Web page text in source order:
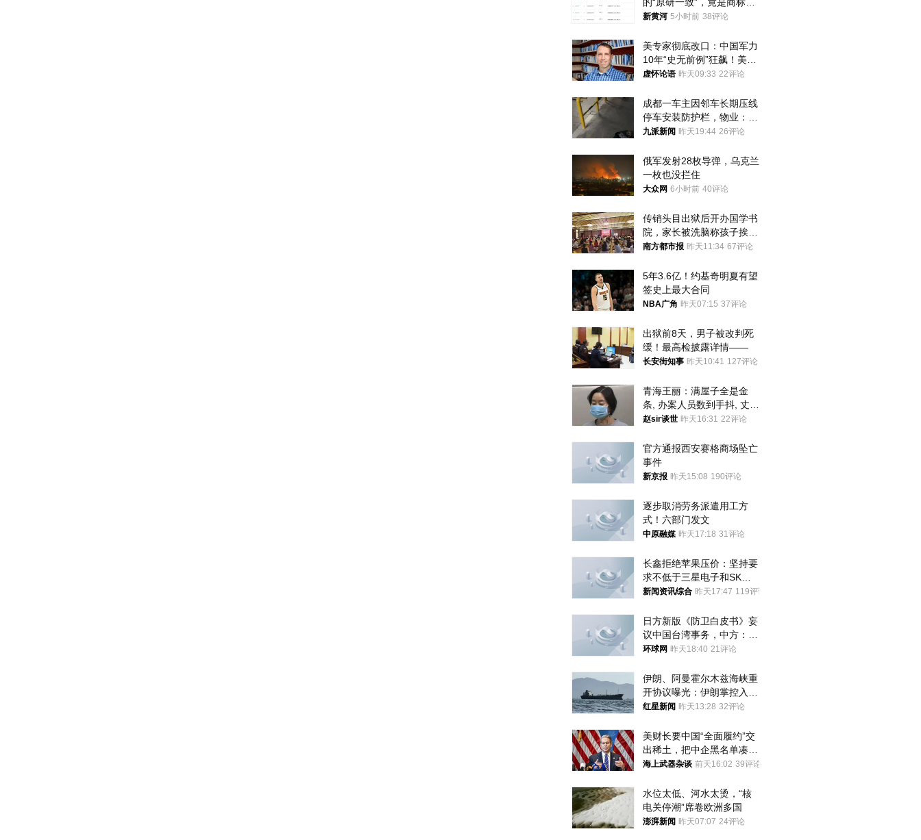
律师：极易误导消费者；网
新黄河 5小时前 38评论
美专家彻底改口：中国军力
10年“史无前例”狂飙！美军
真慌了
虚怀论语 昨天09:33 22评论
成都一车主因邻车长期压线
停车安装防护栏，物业：不
建议装护栏，也会影响自身
九派新闻 昨天19:44 26评论
俄军发射28枚导弹，乌克兰
一枚也没拦住
大众网 6小时前 40评论
传销头目出狱后开办国学书
院，家长被洗脑称孩子挨打
才有效果
南方都市报 昨天11:34 67评论
5年3.6亿！约基奇明夏有望
签史上最大合同
NBA广角 昨天07:15 37评论
出狱前8天，男子被改判死
缓！最高检披露详情——
长安街知事 昨天10:41 127评论
青海王丽：满屋子全是金
条, 办案人员数到手抖, 丈夫
受不了提前离场
赵sir谈世 昨天16:31 22评论
官方通报西安赛格商场坠亡
事件
新京报 昨天15:08 190评论
逐步取消劳务派遣用工方
式！六部门发文
中原融媒 昨天17:18 31评论
长鑫拒绝苹果压价：坚持要
求不低于三星电子和SK海
力士
新闻资讯综合 昨天17:47 119评论
日方新版《防卫白皮书》妄
议中国台湾事务，中方：强
烈不满、坚决反对，已向日
环球网 昨天18:40 21评论
伊朗、阿曼霍尔木兹海峡重
开协议曝光：伊朗掌控入湾
航道，与阿曼平分“服务费”
红星新闻 昨天13:28 32评论
美财长要中国“全面履约”交
出稀土，把中企黑名单凑到
187家，中方做最坏打算
海上武器杂谈 前天16:02 39评论
水位太低、河水太烫，“核
电关停潮”席卷欧洲多国
澎湃新闻 昨天07:07 24评论